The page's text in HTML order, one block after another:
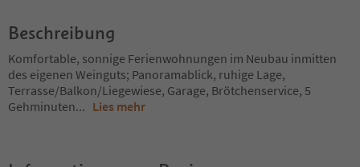
Beschreibung
Komfortable, sonnige Ferienwohnungen im Neubau inmitten
des eigenen Weinguts; Panoramablick, ruhige Lage,
Terrasse/Balkon/Liegewiese, Garage, Brötchenservice, 5
Gehminuten... Lies mehr